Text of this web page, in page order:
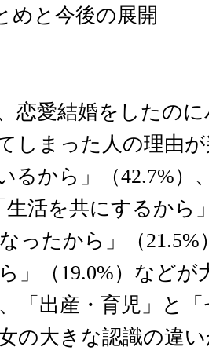
めと今後の展開
恋愛結婚をしたの
しまった人の理由
るから」（42.7%）
生活を共にするから
ったから」（21.5%
」（19.0%）などが
「出産・育児」と
の大きな認識の違